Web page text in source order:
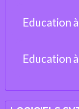
Education
Education